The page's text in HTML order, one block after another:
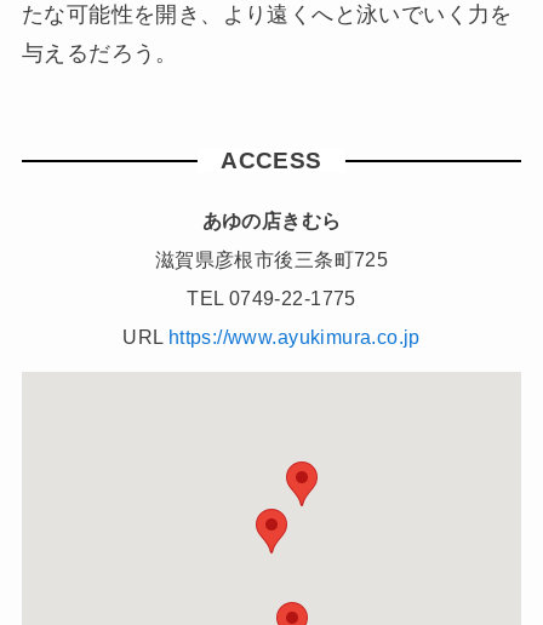
たな可能性を開き、より遠くへと泳いでいく力を
与えるだろう。
ACCESS
あゆの店きむら
滋賀県彦根市後三条町725
TEL 0749-22-1775
URL https://www.ayukimura.co.jp